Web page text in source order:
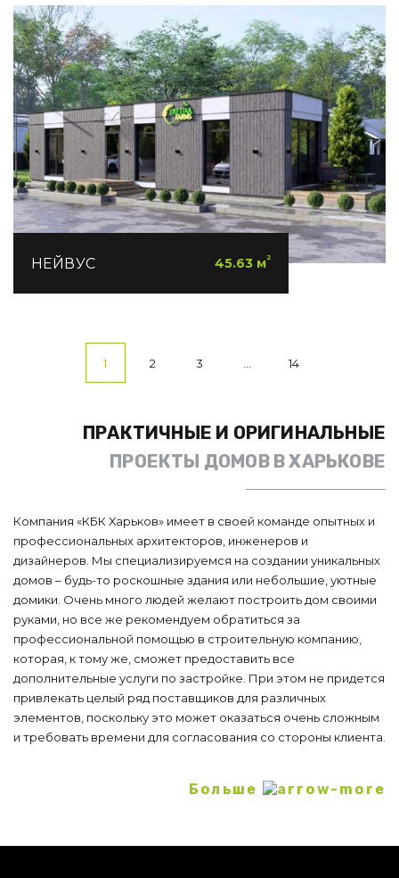
НЕЙВУС 45.63 м²
1 2 3 14
ПРАКТИЧНЫЕ И ОРИГИНАЛЬНЫЕ
ПРОЕКТЫ ДОМОВ В ХАРЬКОВЕ
Компания «КБК Харьков» имеет в своей команде опытных и
профессиональных архитекторов, инженеров и
дизайнеров. Мы специализируемся на создании уникальных
домов – будь-то роскошные здания или небольшие, уютные
домики. Очень много людей желают построить дом своими
руками, но все же рекомендуем обратиться за
профессиональной помощью в строительную компанию,
которая, к тому же, сможет предоставить все
дополнительные услуги по застройке. При этом не придется
привлекать целый ряд поставщиков для различных
элементов, поскольку это может оказаться очень сложным
и требовать времени для согласования со стороны клиента.
Какие проекты домов в
Харькове доступны к
Больше